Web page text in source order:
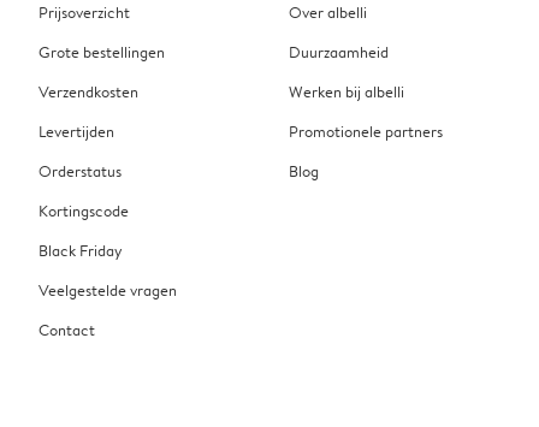
Prijsoverzicht
Grote bestellingen
Verzendkosten
Levertijden
Orderstatus
Kortingscode
Black Friday
Veelgestelde vragen
Contact
Over albelli
Duurzaamheid
Werken bij albelli
Promotionele partners
Blog